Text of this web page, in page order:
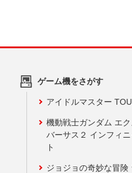
ゲーム機をさがす
アイドルマスター
機動戦士ガンダム エ
バーサス２ インフィ
ト
ジョジョの奇妙な冒険